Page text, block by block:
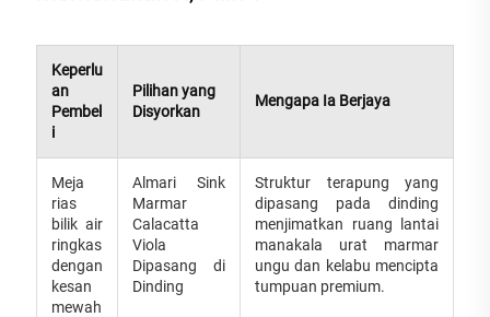
Keperlu
an
Pembel
i
Pilihan yang
Disyorkan
Mengapa Ia Berjaya
Meja
rias
bilik air
ringkas
dengan
kesan
mewah
Almari Sink
Marmar
Calacatta
Viola
Dipasang di
Dinding
Struktur terapung yang
dipasang pada dinding
menjimatkan ruang lantai
manakala urat marmar
ungu dan kelabu mencipta
tumpuan premium.